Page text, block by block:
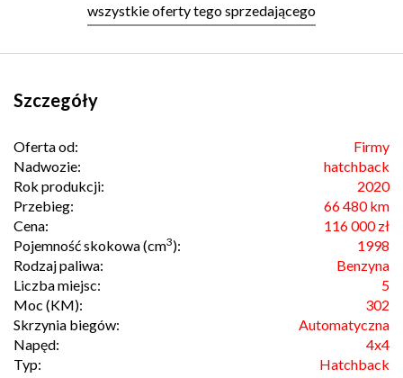
wszystkie oferty tego sprzedającego
Szczegóły
Oferta od:
Firmy
Nadwozie:
hatchback
Rok produkcji:
2020
Przebieg:
66 480 km
Cena:
116 000 zł
Pojemność skokowa (cm3):
1998
Rodzaj paliwa:
Benzyna
Liczba miejsc:
5
Moc (KM):
302
Skrzynia biegów:
Automatyczna
Napęd:
4x4
Typ:
Hatchback